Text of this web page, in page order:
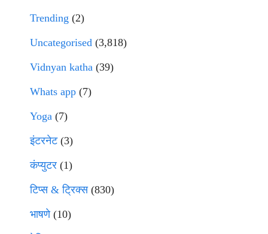
Trending (2)
Uncategorised (3,818)
Vidnyan katha (39)
Whats app (7)
Yoga (7)
इंटरनेट(3)
कंप्युटर (1)
टिप्स & ट्रिक्स(830)
भाषणे(10)